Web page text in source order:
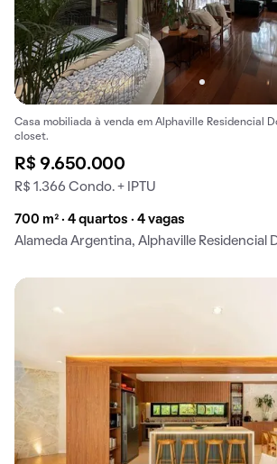
Casa mobiliada à venda em Alphaville Residencial
closet.
R$ 9.650.000
R$ 1.366 Condo. + IPTU
700 m² · 4 quartos · 4 vagas
Alameda Argentina, Alphaville Residencial